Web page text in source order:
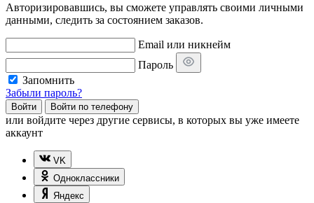
Авторизировавшись, вы сможете управлять своими личными
данными, следить за состоянием заказов.
Email или никнейм
Пароль
Запомнить
Забыли пароль?
Войти Войти по телефону
или войдите через другие сервисы, в которых вы уже имеете
аккаунт
VK
Одноклассники
Яндекс